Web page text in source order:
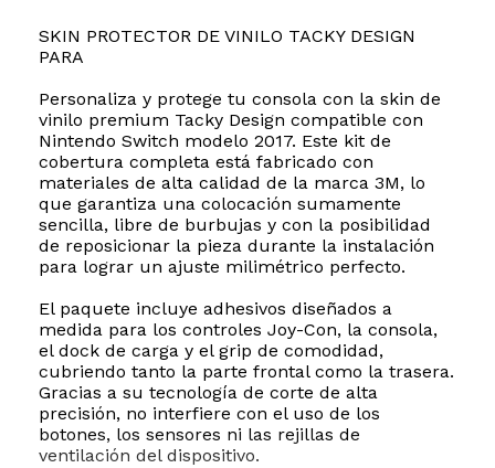
SKIN PROTECTOR DE VINILO TACKY DESIGN
PARA
Personaliza y protege tu consola con la skin de
vinilo premium Tacky Design compatible con
Nintendo Switch modelo 2017. Este kit de
cobertura completa está fabricado con
materiales de alta calidad de la marca 3M, lo
que garantiza una colocación sumamente
sencilla, libre de burbujas y con la posibilidad
de reposicionar la pieza durante la instalación
para lograr un ajuste milimétrico perfecto.
El paquete incluye adhesivos diseñados a
medida para los controles Joy-Con, la consola,
el dock de carga y el grip de comodidad,
cubriendo tanto la parte frontal como la trasera.
Gracias a su tecnología de corte de alta
precisión, no interfiere con el uso de los
botones, los sensores ni las rejillas de
ventilación del dispositivo.